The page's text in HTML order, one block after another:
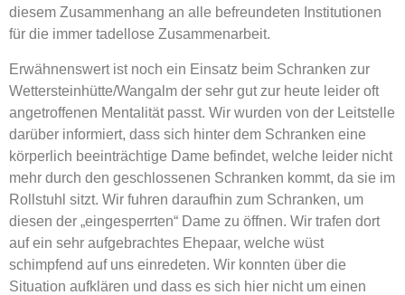
diesem Zusammenhang an alle befreundeten Institutionen
für die immer tadellose Zusammenarbeit.
Erwähnenswert ist noch ein Einsatz beim Schranken zur
Wettersteinhütte/Wangalm der sehr gut zur heute leider oft
angetroffenen Mentalität passt. Wir wurden von der Leitstelle
darüber informiert, dass sich hinter dem Schranken eine
körperlich beeinträchtige Dame befindet, welche leider nicht
mehr durch den geschlossenen Schranken kommt, da sie im
Rollstuhl sitzt. Wir fuhren daraufhin zum Schranken, um
diesen der „eingesperrten“ Dame zu öffnen. Wir trafen dort
auf ein sehr aufgebrachtes Ehepaar, welche wüst
schimpfend auf uns einredeten. Wir konnten über die
Situation aufklären und dass es sich hier nicht um einen